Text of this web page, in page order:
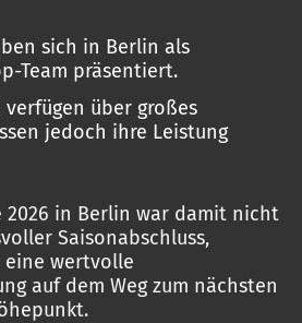
sich in Berlin als
Team präsentiert.
verfügen über großes
jedoch ihre Leistung
2026 in Berlin war damit nicht
Saisonabschluss,
wertvolle
auf dem Weg zum nächsten